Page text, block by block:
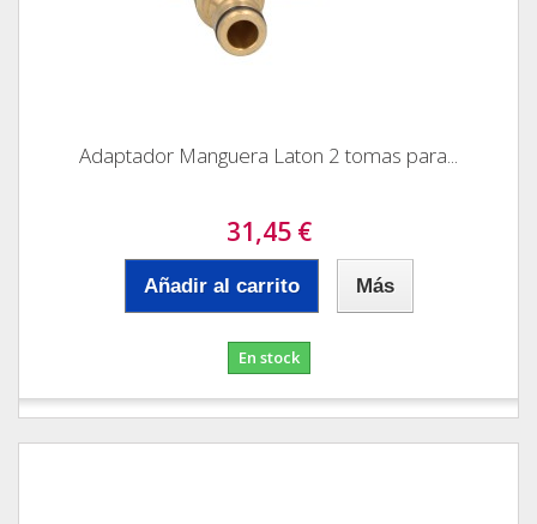
Adaptador Manguera Laton 2 tomas para...
31,45 €
Añadir al carrito Más
En stock